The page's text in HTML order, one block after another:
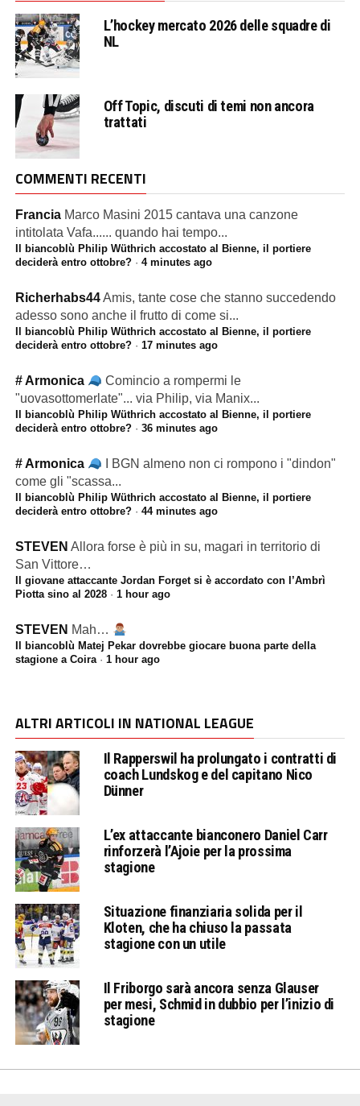
L’hockey mercato 2026 delle squadre di
NL
Off Topic, discuti di temi non ancora
trattati
COMMENTI RECENTI
Francia Marco Masini 2015 cantava una canzone
intitolata Vafa...... quando hai tempo...
Il biancoblù Philip Wüthrich accostato al Bienne, il portiere
deciderà entro ottobre?· 4 minutes ago
Richerhabs44Amis, tante cose che stanno succedendo
adesso sono anche il frutto di come si...
Il biancoblù Philip Wüthrich accostato al Bienne, il portiere
deciderà entro ottobre?· 17 minutes ago
# Armonica
Comincio a rompermi le
"uovasottomerlate"... via Philip, via Manix...
Il biancoblù Philip Wüthrich accostato al Bienne, il portiere
deciderà entro ottobre?· 36 minutes ago
# Armonica
I BGN almeno non ci rompono i "dindon"
come gli "scassa...
Il biancoblù Philip Wüthrich accostato al Bienne, il portiere
deciderà entro ottobre?· 44 minutes ago
STEVEN Allora forse è più in su, magari in territorio di
San Vittore…
Il giovane attaccante Jordan Forget si è accordato con l’Ambrì
Piotta sino al 2028· 1 hour ago
STEVEN Mah…
Il biancoblù Matej Pekar dovrebbe giocare buona parte della
stagione a Coira· 1 hour ago
ALTRI ARTICOLI IN NATIONAL LEAGUE
Il Rapperswil ha prolungato i contratti di
coach Lundskog e del capitano Nico
Dünner
L’ex attaccante bianconero Daniel Carr
rinforzerà l’Ajoie per la prossima
stagione
Situazione finanziaria solida per il
Kloten, che ha chiuso la passata
stagione con un utile
Il Friborgo sarà ancora senza Glauser
per mesi, Schmid in dubbio per l’inizio di
stagione